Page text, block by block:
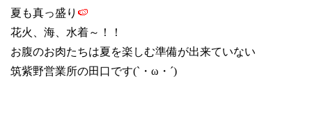
夏も真っ盛り 🍉
花火、海、水着～！！
お腹のお肉たちは夏を楽しむ準備が出来ていない
筑紫野営業所の田口です(` ・ω・´)